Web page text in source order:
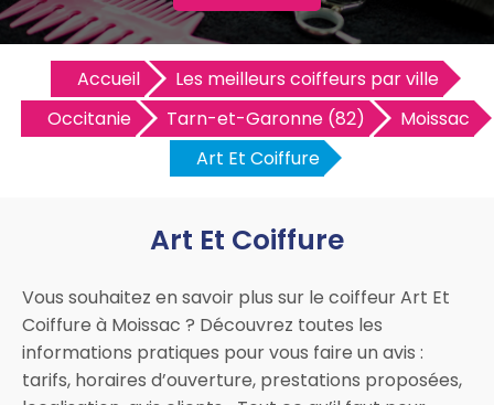
Accueil
Les meilleurs coiffeurs par ville
Occitanie
Tarn-et-Garonne (82)
Moissac
Art Et Coiffure
Art Et Coiffure
Vous souhaitez en savoir plus sur le coiffeur Art Et
Coiffure à Moissac ? Découvrez toutes les
informations pratiques pour vous faire un avis :
tarifs, horaires d’ouverture, prestations proposées,